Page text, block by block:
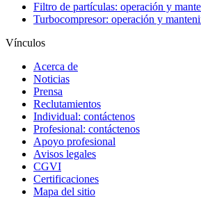
Filtro de partículas: operación y
Turbocompresor: operación y
Vínculos
Acerca de
Noticias
Prensa
Reclutamientos
Individual: contáctenos
Profesional: contáctenos
Apoyo profesional
Avisos legales
CGVI
Certificaciones
Mapa del sitio